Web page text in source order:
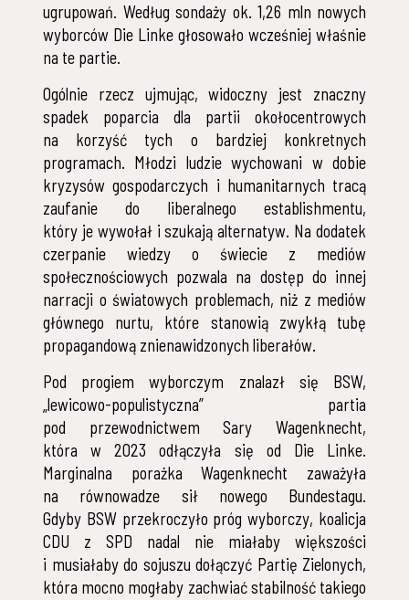
ugrupowań. Według sondaży ok. 1,26 mln nowych
wyborców Die Linke głosowało wcześniej właśnie
na te partie.
Ogólnie rzecz ujmując, widoczny jest znaczny
spadek poparcia dla partii okołocentrowych
na korzyść tych o bardziej konkretnych
programach. Młodzi ludzie wychowani w dobie
kryzysów gospodarczych i humanitarnych tracą
zaufanie do liberalnego establishmentu,
który je wywołał i szukają alternatyw. Na dodatek
czerpanie wiedzy o świecie z mediów
społecznościowych pozwala na dostęp do innej
narracji o światowych problemach, niż z mediów
głównego nurtu, które stanowią zwykłą tubę
propagandową znienawidzonych liberałów.
Pod progiem wyborczym znalazł się BSW,
„lewicowo-populistyczna” partia
pod przewodnictwem Sary Wagenknecht,
która w 2023 odłączyła się od Die Linke.
Marginalna porażka Wagenknecht zaważyła
na równowadze sił nowego Bundestagu.
Gdyby BSW przekroczyło próg wyborczy, koalicja
CDU z SPD nadal nie miałaby większości
i musiałaby do sojuszu dołączyć Partię Zielonych,
która mocno mogłaby zachwiać stabilność takiego